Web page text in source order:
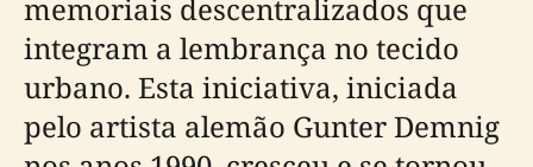
memoriais descentralizados que
integram a lembrança no tecido
urbano. Esta iniciativa, iniciada
pelo artista alemão Gunter Demnig